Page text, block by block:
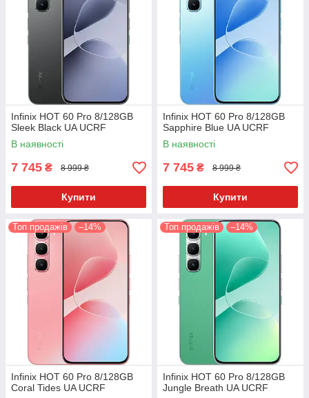
Infinix HOT 60 Pro 8/128GB
Sleek Black UA UCRF
В наявності
7 745 ₴ 8 999 ₴
Купити
Infinix HOT 60 Pro 8/128GB
Sapphire Blue UA UCRF
В наявності
7 745 ₴ 8 999 ₴
Купити
Топ продажів –14%
Infinix HOT 60 Pro 8/128GB
Coral Tides UA UCRF
Топ продажів –14%
Infinix HOT 60 Pro 8/128GB
Jungle Breath UA UCRF